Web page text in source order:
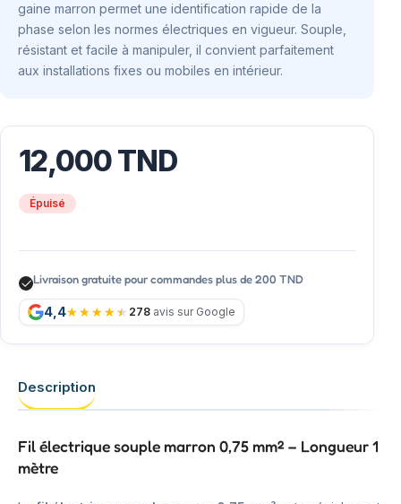
gaine marron permet une identification rapide de la
phase selon les normes électriques en vigueur. Souple,
résistant et facile à manipuler, il convient parfaitement
aux installations fixes ou mobiles en intérieur.
12,000TND
Épuisé
Livraison gratuite pour commandes plus de 200 TND
4,4 278 avis sur Google
Description
Fil électrique souple marron 0,75 mm² – Longueur 1
mètre